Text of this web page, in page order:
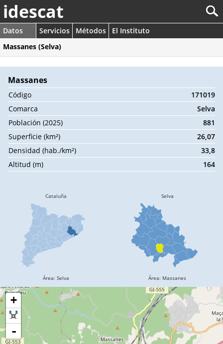
idescat
Datos Servicios Métodos
El Instituto
Massanes (Selva)
Massanes
Código
171019
Comarca
Selva
Población (2025)
881
Superficie (km²)
26,07
Densidad (hab./km²)
33,8
Altitud (m)
164
+
-